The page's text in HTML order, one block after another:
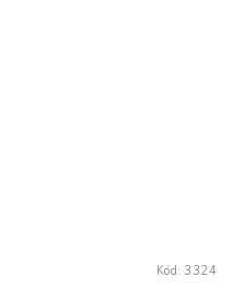
Kód: 3324